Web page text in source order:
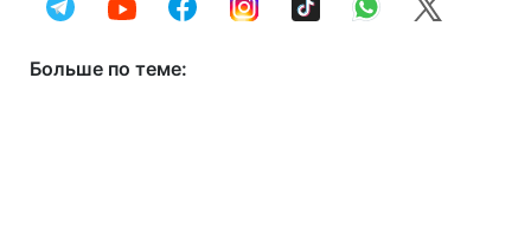
Больше по теме: